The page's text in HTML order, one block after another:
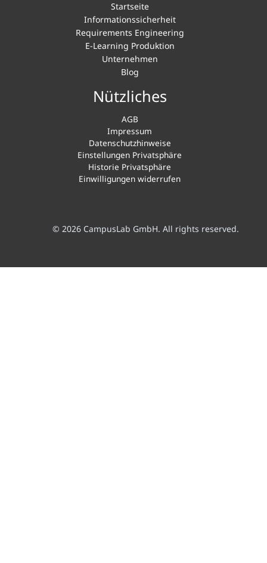
Startseite
Informationssicherheit
Requirements Engineering
E-Learning Produktion
Unternehmen
Blog
Nützliches
AGB
Impressum
Datenschutzhinweise
Einstellungen Privatsphäre
Historie Privatsphäre
Einwilligungen widerrufen
© 2026 CampusLab GmbH. All rights reserved.